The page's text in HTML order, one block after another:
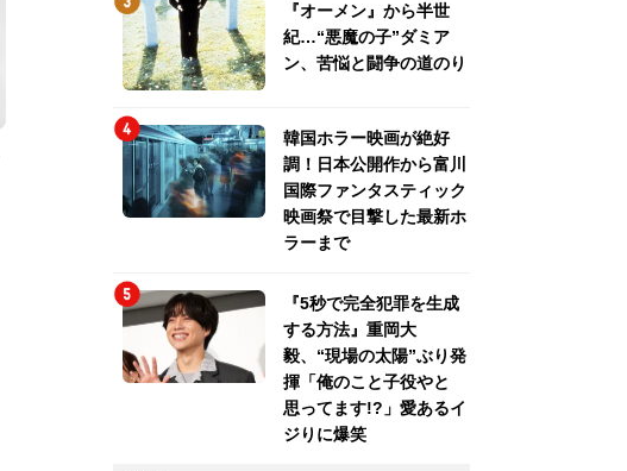
『オーメン』から半世
紀…“悪魔の子”ダミア
ン、苦悩と闘争の道のり
韓国ホラー映画が絶好
調！日本公開作から富川
国際ファンタスティック
映画祭で目撃した最新ホ
ラーまで
『5秒で完全犯罪を生成
する方法』重岡大
毅、“現場の太陽”ぶり発
揮「俺のこと子役やと
思ってます!?」愛あるイ
ジりに爆笑